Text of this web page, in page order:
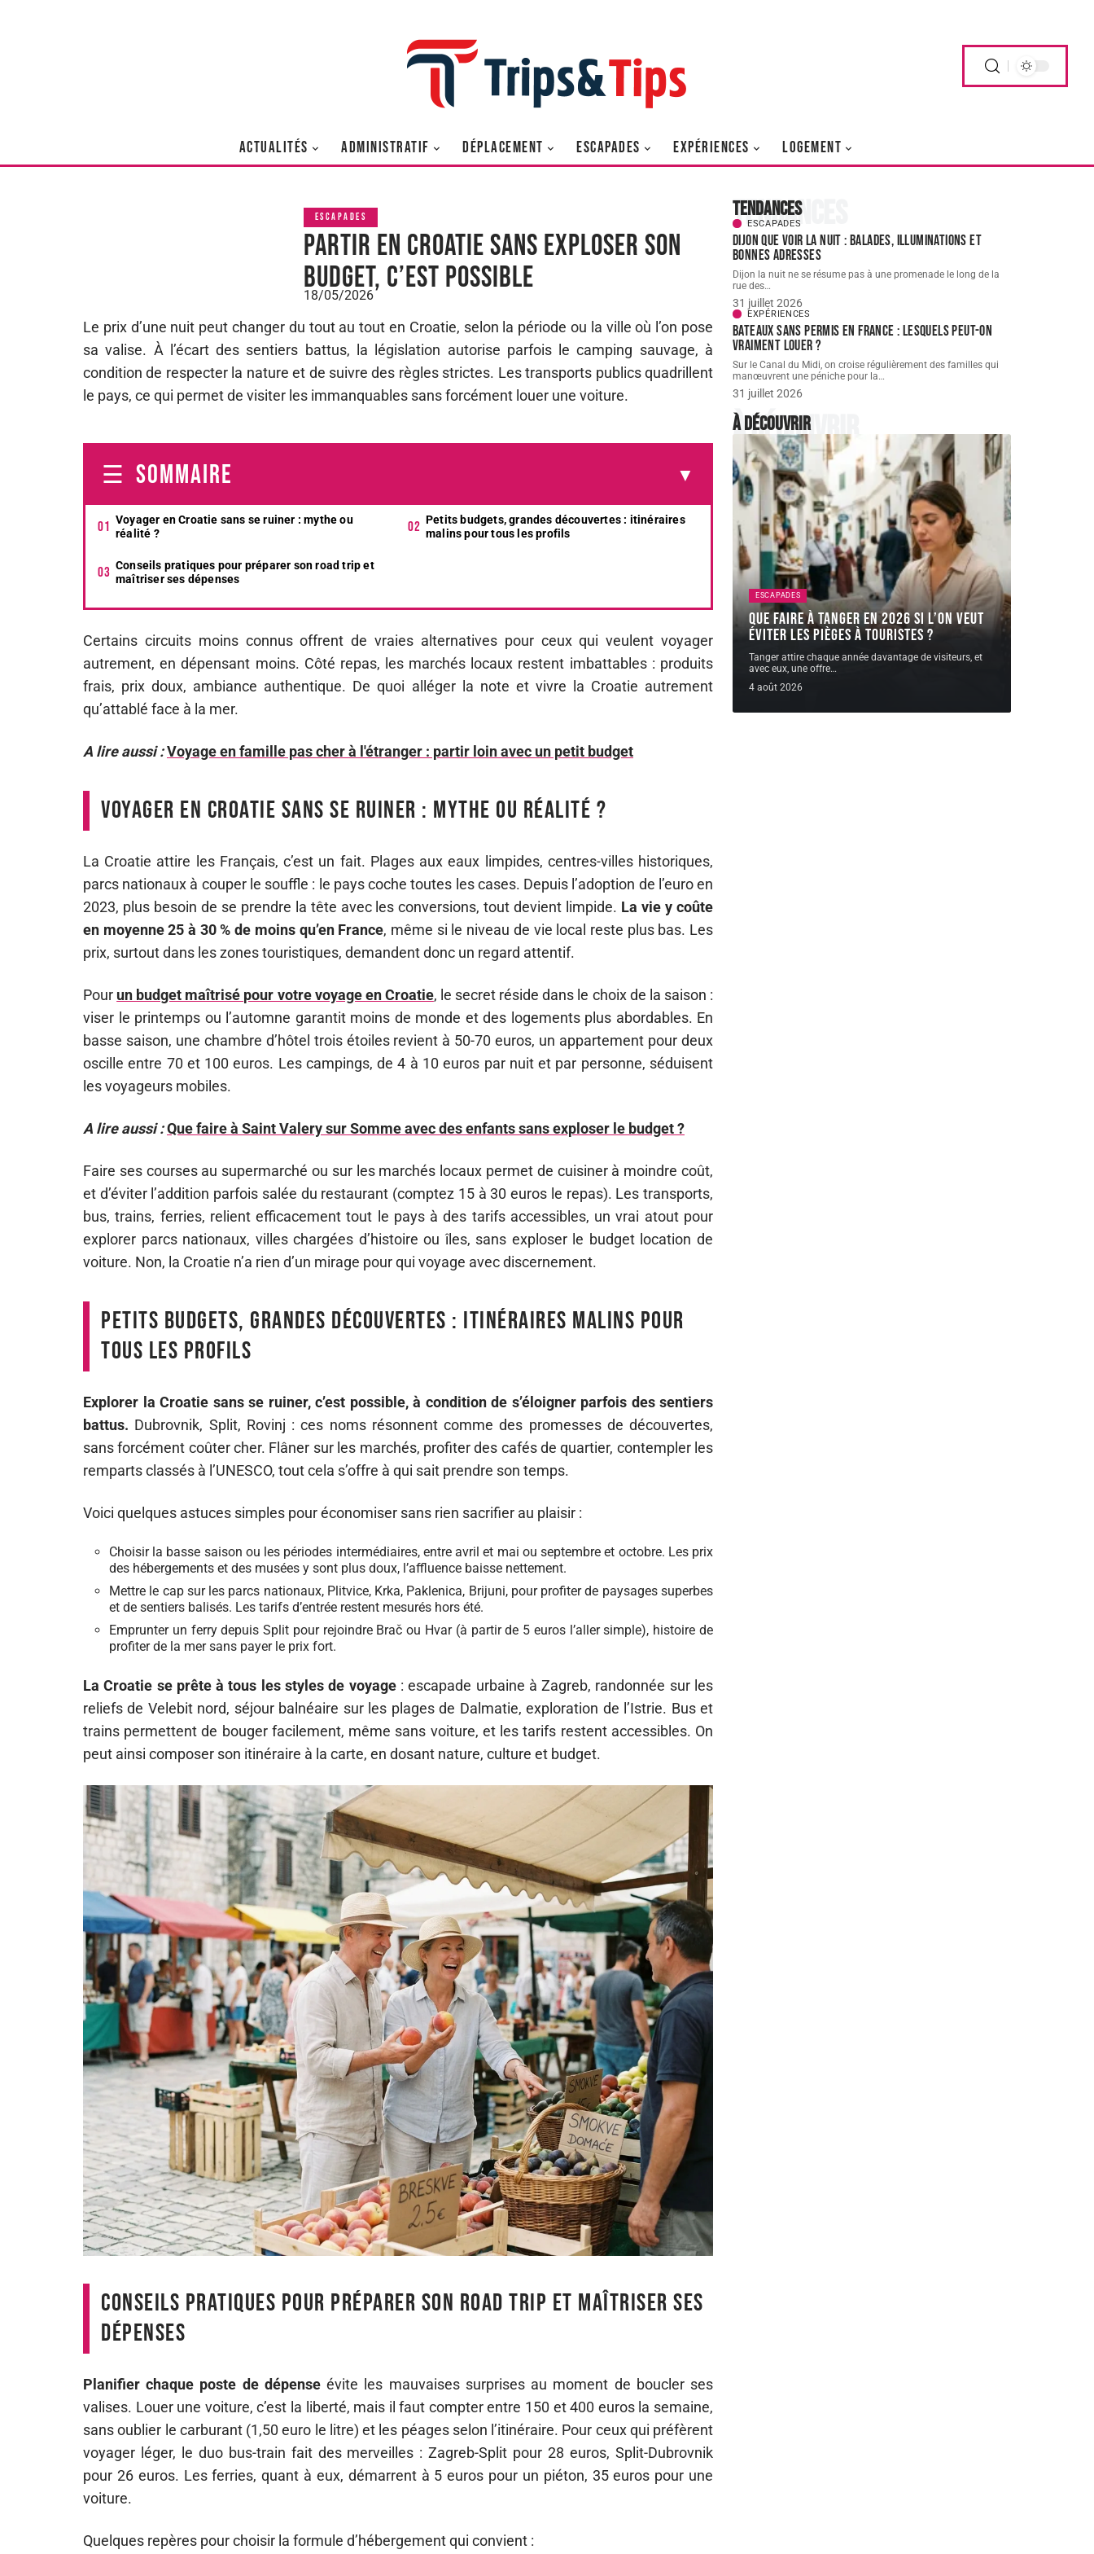
ACTUALITÉS ADMINISTRATIF DÉPLACEMENT ESCAPADES EXPÉRIENCES LOGEMENT
ESCAPADES
Partir en Croatie sans exploser son
budget, c’est possible
18/05/2026
Le prix d’une nuit peut changer du tout au tout en Croatie, selon la période ou la ville où l’on pose
sa valise. À l’écart des sentiers battus, la législation autorise parfois le camping sauvage, à
condition de respecter la nature et de suivre des règles strictes. Les transports publics quadrillent
le pays, ce qui permet de visiter les immanquables sans forcément louer une voiture.
SOMMAIRE
Voyager en Croatie sans se ruiner : mythe ou
réalité ?
Petits budgets, grandes découvertes : itinéraires
malins pour tous les profils
Conseils pratiques pour préparer son road trip et
maîtriser ses dépenses
Certains circuits moins connus offrent de vraies alternatives pour ceux qui veulent voyager
autrement, en dépensant moins. Côté repas, les marchés locaux restent imbattables : produits
frais, prix doux, ambiance authentique. De quoi alléger la note et vivre la Croatie autrement
qu’attablé face à la mer.
A lire aussi :Voyage en famille pas cher à l'étranger : partir loin avec un petit budget
Voyager en Croatie sans se ruiner : mythe ou réalité ?
La Croatie attire les Français, c’est un fait. Plages aux eaux limpides, centres-villes historiques,
parcs nationaux à couper le souffle : le pays coche toutes les cases. Depuis l’adoption de l’euro en
2023, plus besoin de se prendre la tête avec les conversions, tout devient limpide. La vie y coûte
en moyenne 25 à 30 % de moins qu’en France, même si le niveau de vie local reste plus bas. Les
prix, surtout dans les zones touristiques, demandent donc un regard attentif.
Pour un budget maîtrisé pour votre voyage en Croatie, le secret réside dans le choix de la saison :
viser le printemps ou l’automne garantit moins de monde et des logements plus abordables. En
basse saison, une chambre d’hôtel trois étoiles revient à 50-70 euros, un appartement pour deux
oscille entre 70 et 100 euros. Les campings, de 4 à 10 euros par nuit et par personne, séduisent
les voyageurs mobiles.
A lire aussi :Que faire à Saint Valery sur Somme avec des enfants sans exploser le budget ?
Faire ses courses au supermarché ou sur les marchés locaux permet de cuisiner à moindre coût,
et d’éviter l’addition parfois salée du restaurant (comptez 15 à 30 euros le repas). Les transports,
bus, trains, ferries, relient efficacement tout le pays à des tarifs accessibles, un vrai atout pour
explorer parcs nationaux, villes chargées d’histoire ou îles, sans exploser le budget location de
voiture. Non, la Croatie n’a rien d’un mirage pour qui voyage avec discernement.
Petits budgets, grandes découvertes : itinéraires malins pour
tous les profils
Explorer la Croatie sans se ruiner, c’est possible, à condition de s’éloigner parfois des sentiers
battus. Dubrovnik, Split, Rovinj : ces noms résonnent comme des promesses de découvertes,
sans forcément coûter cher. Flâner sur les marchés, profiter des cafés de quartier, contempler les
remparts classés à l’UNESCO, tout cela s’offre à qui sait prendre son temps.
Voici quelques astuces simples pour économiser sans rien sacrifier au plaisir :
Choisir la basse saison ou les périodes intermédiaires, entre avril et mai ou septembre et octobre. Les prix
des hébergements et des musées y sont plus doux, l’affluence baisse nettement.
Mettre le cap sur les parcs nationaux, Plitvice, Krka, Paklenica, Brijuni, pour profiter de paysages superbes
et de sentiers balisés. Les tarifs d’entrée restent mesurés hors été.
Emprunter un ferry depuis Split pour rejoindre Brač ou Hvar (à partir de 5 euros l’aller simple), histoire de
profiter de la mer sans payer le prix fort.
La Croatie se prête à tous les styles de voyage: escapade urbaine à Zagreb, randonnée sur les
reliefs de Velebit nord, séjour balnéaire sur les plages de Dalmatie, exploration de l’Istrie. Bus et
trains permettent de bouger facilement, même sans voiture, et les tarifs restent accessibles. On
peut ainsi composer son itinéraire à la carte, en dosant nature, culture et budget.
Conseils pratiques pour préparer son road trip et maîtriser ses
dépenses
Planifier chaque poste de dépenseévite les mauvaises surprises au moment de boucler ses
valises. Louer une voiture, c’est la liberté, mais il faut compter entre 150 et 400 euros la semaine,
sans oublier le carburant (1,50 euro le litre) et les péages selon l’itinéraire. Pour ceux qui préfèrent
voyager léger, le duo bus-train fait des merveilles : Zagreb-Split pour 28 euros, Split-Dubrovnik
pour 26 euros. Les ferries, quant à eux, démarrent à 5 euros pour un piéton, 35 euros pour une
voiture.
Quelques repères pour choisir la formule d’hébergement qui convient :
Tendances
Tendances
ESCAPADES
Dijon que voir la nuit : balades, illuminations et
bonnes adresses
Dijon la nuit ne se résume pas à une promenade le long de la
rue des…
31 juillet 2026
EXPÉRIENCES
Bateaux sans permis en France : lesquels peut-on
vraiment louer ?
Sur le Canal du Midi, on croise régulièrement des familles qui
manœuvrent une péniche pour la…
31 juillet 2026
À découvrir
À découvrir
ESCAPADES
Que faire à Tanger en 2026 si l’on veut
éviter les pièges à touristes ?
Tanger attire chaque année davantage de visiteurs, et
avec eux, une offre…
4 août 2026